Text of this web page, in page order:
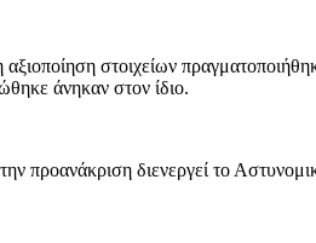
στοιχείων
άνηκαν στον ίδιο.
προανάκριση διενεργεί το